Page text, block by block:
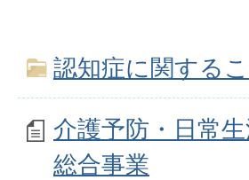
認知症に関する
介護予防・日常
総合事業